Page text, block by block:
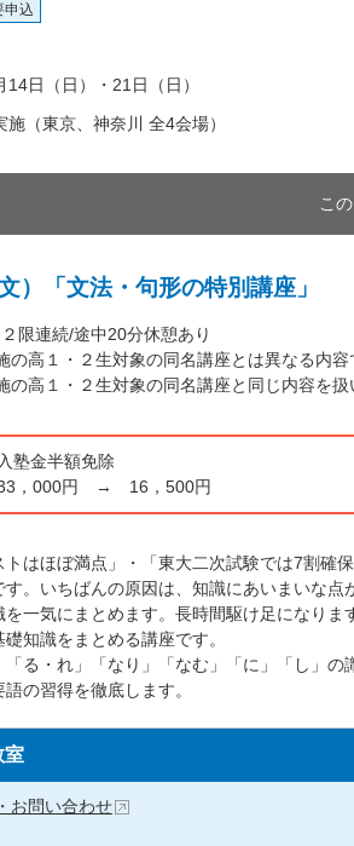
申込
14日（日）・21日（日）
施（東京、神奈川 全4会場）
こ
）「文法・句形の特別講座」
限連続/途中20分休憩あり
の高１・２生対象の同名講座とは異なる内容
の高１・２生対象の同名講座と同じ内容を扱
入塾金半額免除
，000円 → 16，500円
はほぼ満点」・「東大二次試験では7割確
す。いちばんの原因は、知識にあいまいな
一気にまとめます。長時間駆け足になり
知識をまとめる講座です。
「る・れ」「なり」「なむ」「に」「し」の
の習得を徹底します。
室
お問い合わせ